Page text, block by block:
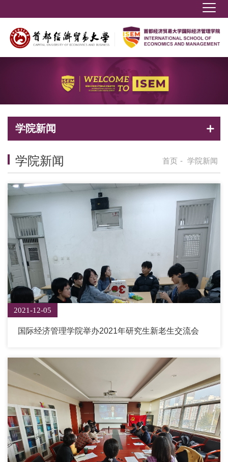
学院新闻
首页 - 学院新闻
学院新闻
2021-12-05
国际经济管理学院举办2021年研究生新老生交流会